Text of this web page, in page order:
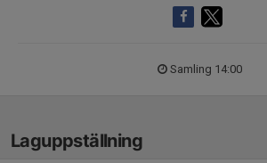
Samling 14:00
Laguppställning